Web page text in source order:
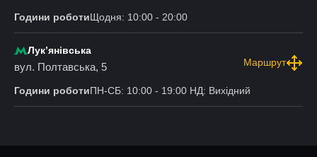
Години роботиЩодня: 10:00 - 20:00
Лукʼянівська
вул. Полтавська, 5 Маршрут
Години роботиПН-СБ: 10:00 - 19:00 НД: Вихідний